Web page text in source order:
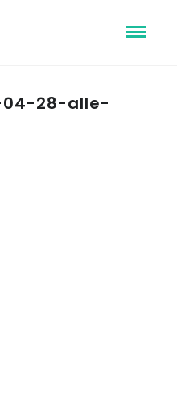
28-alle-